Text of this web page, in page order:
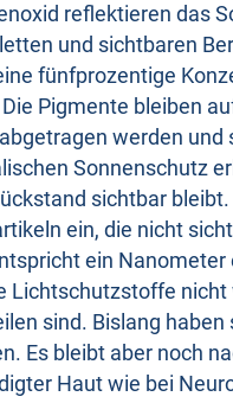
reflektieren das
und sichtbaren
fünfprozentige
Pigmente bleiben
werden
Sonnenschutz
sichtbar
ein, die nicht
ein
Lichtschutzstoffe
sind. Bislang
Es bleibt aber noch
Haut wie bei